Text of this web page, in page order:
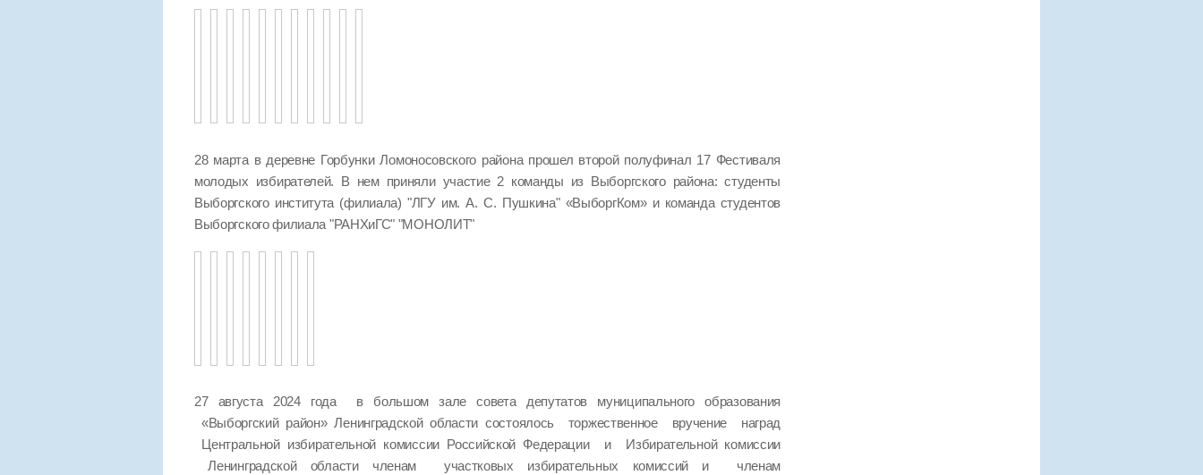
28 марта в деревне Горбунки Ломоносовского района прошел второй полуфинал 17 Фестиваля
молодых избирателей. В нем приняли участие 2 команды из Выборгского района: студенты
Выборгского института (филиала) "ЛГУ им. А. С. Пушкина" «ВыборгКом» и команда студентов
Выборгского филиала "РАНХиГС" "МОНОЛИТ"
27 августа 2024 года в большом зале совета депутатов муниципального образования
«Выборгский район» Ленинградской области состоялось торжественное вручение наград
Центральной избирательной комиссии Российской Федерации и Избирательной комиссии
Ленинградской области членам участковых избирательных комиссий и членам